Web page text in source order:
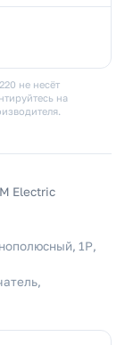
не несёт
на
Electric
1Р,